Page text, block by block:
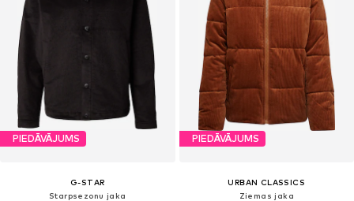
PIEDĀVĀJUMS
G-STAR
Starpsezonu jaka
PIEDĀVĀJUMS
URBAN CLASSICS
Ziemas jaka